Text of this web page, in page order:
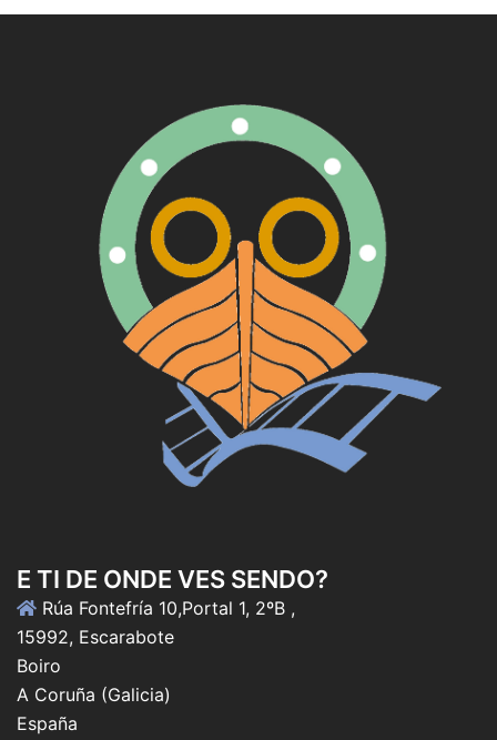
E TI DE ONDE VES SENDO?
Rúa Fontefría 10,Portal 1, 2ºB ,
15992, Escarabote
Boiro
A Coruña (Galicia)
España